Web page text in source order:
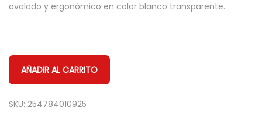
ovalado y ergonómico en color blanco transparente.
AÑADIR AL CARRITO
SKU: 254784010925